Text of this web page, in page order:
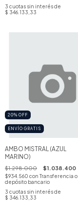
3 cuotas sin interés de
$ 346.133,33
20% OFF
ENVÍO GRATIS
AMBO MISTRAL (AZUL
MARINO)
$1.298.000 $1.038.400
$934.560 con Transferencia o
depósito bancario
3 cuotas sin interés de
$ 346.133,33